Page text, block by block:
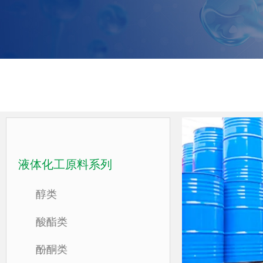
液体化工原料系列
醇类
酸酯类
酚酮类